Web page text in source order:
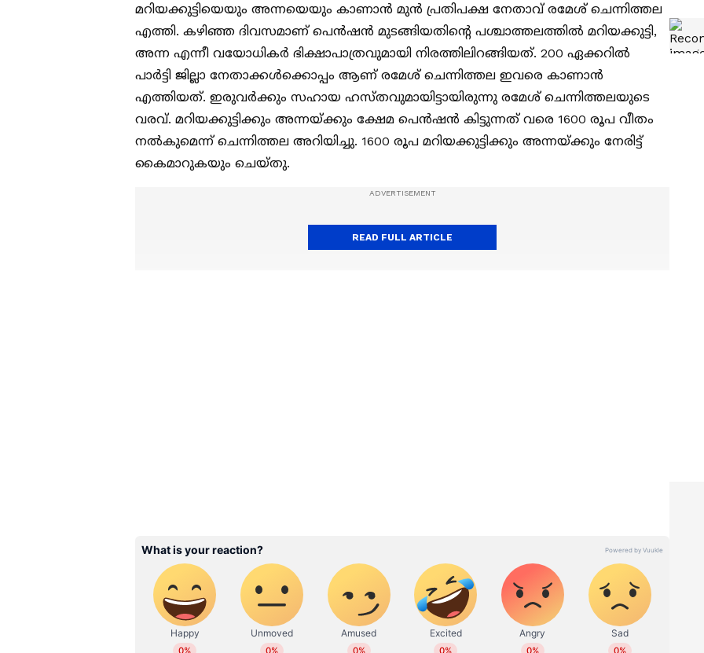
മറിയക്കുട്ടിയെയും അന്നയെയും കാണാൻ മുൻ പ്രതിപക്ഷ നേതാവ് രമേശ് ചെന്നിത്തല
എത്തി. കഴിഞ്ഞ ദിവസമാണ് പെൻഷൻ മുടങ്ങിയതിന്റെ പശ്ചാത്തലത്തിൽ മറിയക്കുട്ടി,
അന്ന എന്നീ വയോധികർ ഭിക്ഷാപാത്രവുമായി നിരത്തിലിറങ്ങിയത്. 200 ഏക്കറിൽ
പാർട്ടി ജില്ലാ നേതാക്കൾക്കൊപ്പം ആണ് രമേശ് ചെന്നിത്തല ഇവരെ കാണാൻ
എത്തിയത്. ഇരുവർക്കും സഹായ ഹസ്തവുമായിട്ടായിരുന്നു രമേശ് ചെന്നിത്തലയുടെ
വരവ്. മറിയക്കുട്ടിക്കും അന്നയ്ക്കും ക്ഷേമ പെൻഷൻ കിട്ടുന്നത് വരെ 1600 രൂപ വീതം
നൽകുമെന്ന് ചെന്നിത്തല അറിയിച്ചു. 1600 രൂപ മറിയക്കുട്ടിക്കും അന്നയ്ക്കും നേരിട്ട്
കൈമാറുകയും ചെയ്തു.
READ FULL ARTICLE
ABOUT THE AUTHOR
WD Web Desk